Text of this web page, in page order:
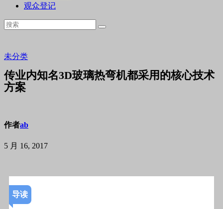
观众登记
未分类
传业内知名3D玻璃热弯机都采用的核心技术
方案
作者ab
5 月 16, 2017
导读